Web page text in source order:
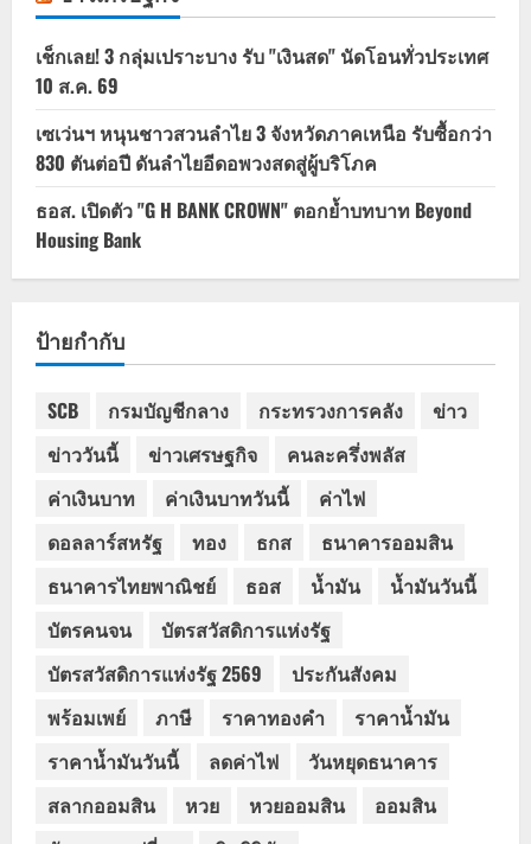
เช็กเลย! 3 กลุ่มเปราะบาง รับ "เงินสด" นัดโอนทั่วประเทศ
10 ส.ค. 69
เซเว่นฯ หนุนชาวสวนลำไย 3 จังหวัดภาคเหนือ รับซื้อกว่า
830 ตันต่อปี ดันลำไยอีดอพวงสดสู่ผู้บริโภค
ธอส. เปิดตัว "G H BANK CROWN" ตอกย้ำบทบาท Beyond
Housing Bank
ป้ายกำกับ
SCB กรมบัญชีกลาง กระทรวงการคลัง
ข่าว
ข่าววันนี้
ข่าวเศรษฐกิจ
คนละครึ่งพลัส
ค่าเงินบาท
ค่าเงินบาทวันนี้
ค่าไฟ
ดอลลาร์สหรัฐ
ทอง ธกส
ธนาคารออมสิน
ธนาคารไทยพาณิชย์
ธอส น้ำมัน
น้ำมันวันนี้
บัตรคนจน
บัตรสวัสดิการแห่งรัฐ
บัตรสวัสดิการแห่งรัฐ 2569
ประกันสังคม
พร้อมเพย์
ภาษี ราคาทองคำ
ราคาน้ำมัน
ราคาน้ำมันวันนี้
ลดค่าไฟ
วันหยุดธนาคาร
สลากออมสิน
หวย หวยออมสิน
ออมสิน